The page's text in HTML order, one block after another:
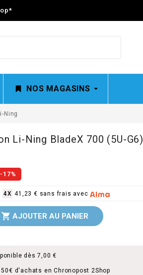
*
NOS MAGASINS
Ning
Li-Ning BladeX 700 (5U-G6)
-17%
4X 41,23 € sans frais avec
 AJOUTER AU PANIER
dès 7,00 €
d'achats en Chronopost 2Shop